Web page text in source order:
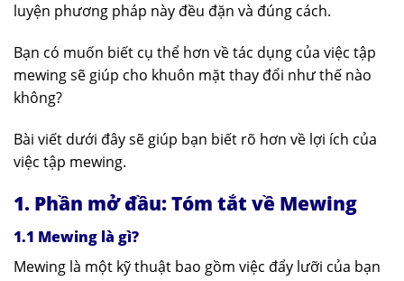
luyện phương pháp này đều đặn và đúng cách.
Bạn có muốn biết cụ thể hơn về tác dụng của việc tập
mewing sẽ giúp cho khuôn mặt thay đổi như thế nào
không?
Bài viết dưới đây sẽ giúp bạn biết rõ hơn về lợi ích của
việc tập mewing.
1. Phần mở đầu: Tóm tắt về Mewing
1.1 Mewing là gì?
Mewing là một kỹ thuật bao gồm việc đẩy lưỡi của bạn